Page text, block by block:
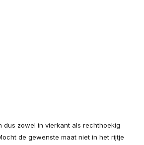
dus zowel in vierkant als rechthoekig
de gewenste maat niet in het rijtje